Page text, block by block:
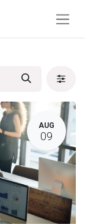
AUG
09